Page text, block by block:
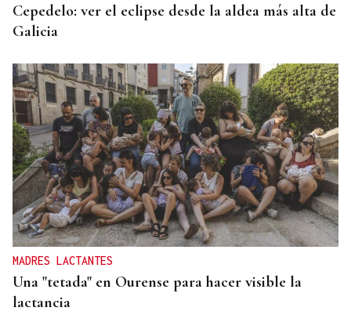
Cepedelo: ver el eclipse desde la aldea más alta de
Galicia
MADRES LACTANTES
Una "tetada" en Ourense para hacer visible la
lactancia